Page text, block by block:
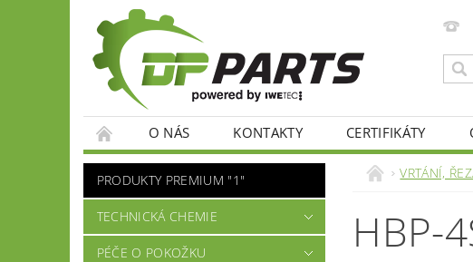
O NÁS KONTAKTY CERTIFIKÁTY
PRODUKTY PREMIUM "1"
TECHNICKÁ CHEMIE
PÉČE O POKOŽKU
VRTÁNÍ,
HBP-